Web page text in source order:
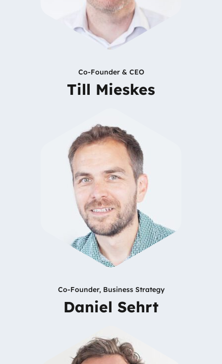
Co-Founder & CEO
Till Mieskes
Co-Founder, Business Strategy
Daniel Sehrt